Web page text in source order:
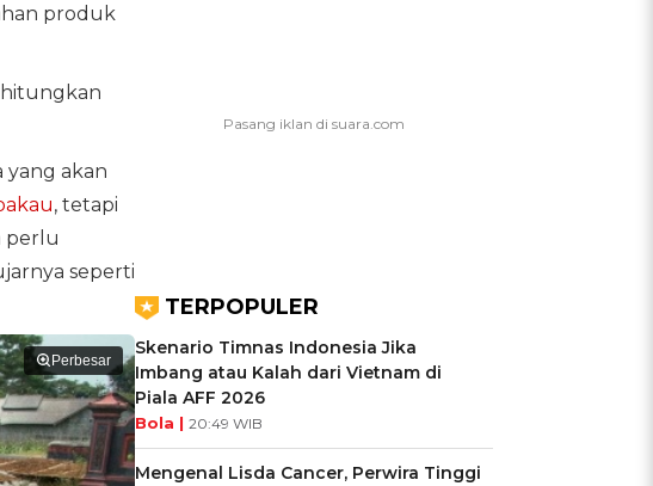
produk
yang akan
, tetapi
perlu
seperti
Perbesar
TERPOPULER
Skenario Timnas Indonesia Jika
Imbang atau Kalah dari Vietnam di
Piala AFF 2026
Bola | 20:49 WIB
Mengenal Lisda Cancer, Perwira Tinggi